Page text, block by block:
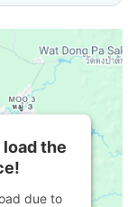
the
due to